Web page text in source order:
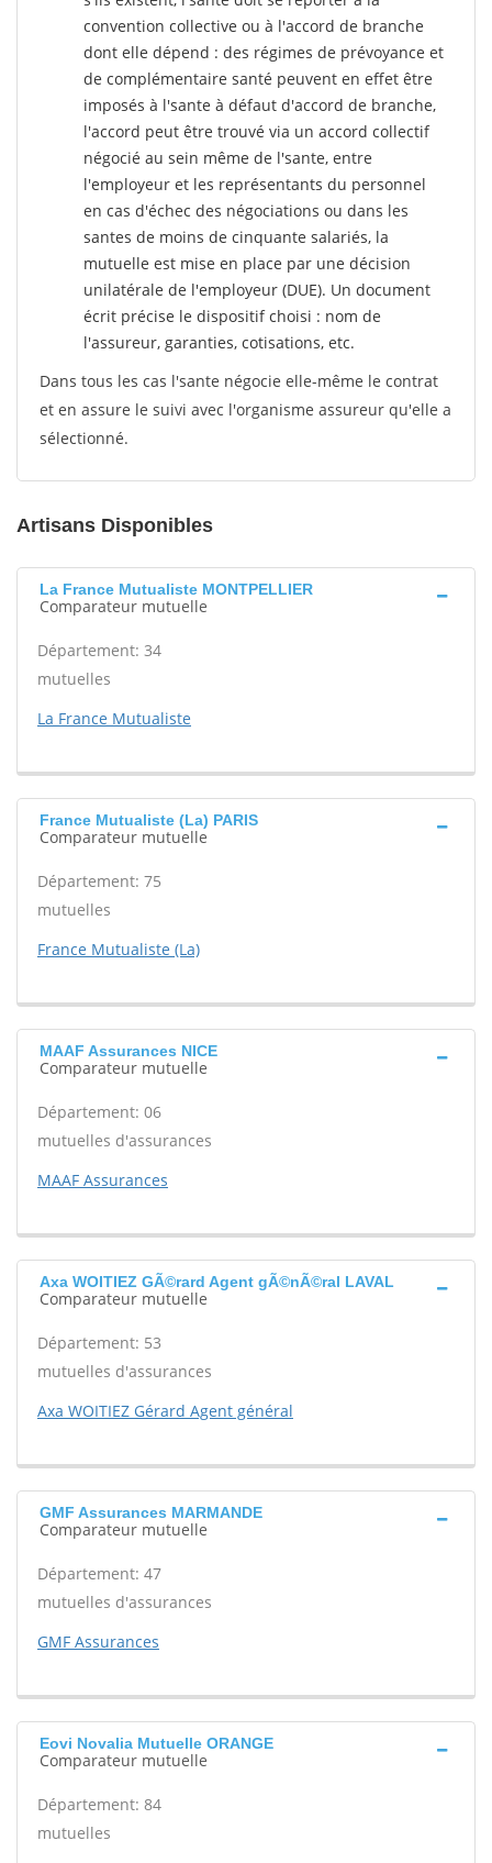
convention collective ou à l'accord de branche
dont elle dépend : des régimes de prévoyance et
de complémentaire santé peuvent en effet être
imposés à l'sante à défaut d'accord de branche,
l'accord peut être trouvé via un accord collectif
négocié au sein même de l'sante, entre
l'employeur et les représentants du personnel
en cas d'échec des négociations ou dans les
santes de moins de cinquante salariés, la
mutuelle est mise en place par une décision
unilatérale de l'employeur (DUE). Un document
écrit précise le dispositif choisi : nom de
l'assureur, garanties, cotisations, etc.
Dans tous les cas l'sante négocie elle-même le contrat
et en assure le suivi avec l'organisme assureur qu'elle a
sélectionné.
Artisans Disponibles
La France Mutualiste MONTPELLIER
Comparateur mutuelle
Département: 34
mutuelles
La France Mutualiste
France Mutualiste (La) PARIS
Comparateur mutuelle
Département: 75
mutuelles
France Mutualiste (La)
MAAF Assurances NICE
Comparateur mutuelle
Département: 06
mutuelles d'assurances
MAAF Assurances
Axa WOITIEZ GÃ©rard Agent gÃ©nÃ©ral LAVAL
Comparateur mutuelle
Département: 53
mutuelles d'assurances
Axa WOITIEZ Gérard Agent général
GMF Assurances MARMANDE
Comparateur mutuelle
Département: 47
mutuelles d'assurances
GMF Assurances
Eovi Novalia Mutuelle ORANGE
Comparateur mutuelle
Département: 84
mutuelles